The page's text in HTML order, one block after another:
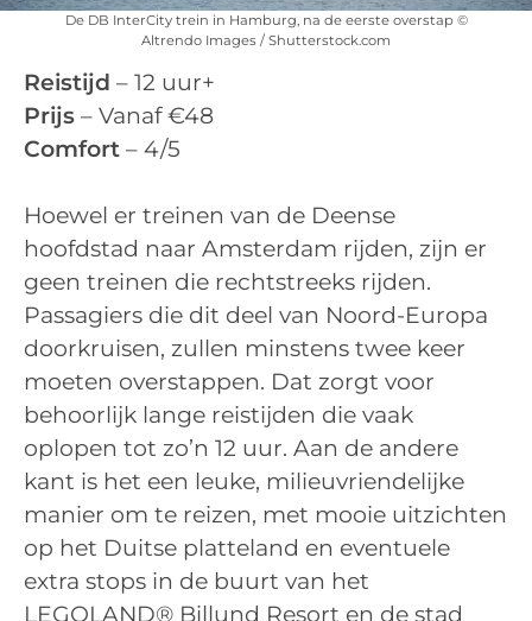
De DB InterCity trein in Hamburg, na de eerste overstap ©
Altrendo Images / Shutterstock.com
Reistijd – 12 uur+
Prijs – Vanaf €48
Comfort – 4/5
Hoewel er treinen van de Deense
hoofdstad naar Amsterdam rijden, zijn er
geen treinen die rechtstreeks rijden.
Passagiers die dit deel van Noord-Europa
doorkruisen, zullen minstens twee keer
moeten overstappen. Dat zorgt voor
behoorlijk lange reistijden die vaak
oplopen tot zo’n 12 uur. Aan de andere
kant is het een leuke, milieuvriendelijke
manier om te reizen, met mooie uitzichten
op het Duitse platteland en eventuele
extra stops in de buurt van het
LEGOLAND® Billund Resort en de stad